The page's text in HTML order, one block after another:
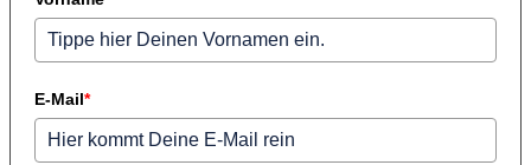
E-Mail*